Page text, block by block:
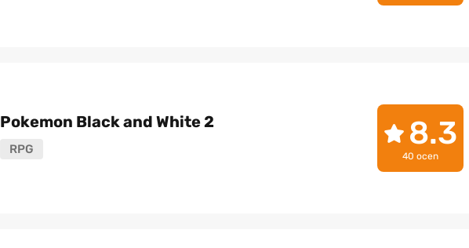
Pokemon Black and White 2
RPG 8.3
40 ocen